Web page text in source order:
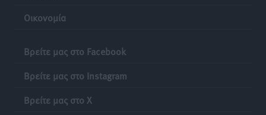
Οικονομία
Βρείτε μας στο Facebook
Βρείτε μας στο Instagram
Βρείτε μας στο X